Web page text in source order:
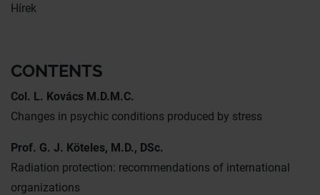
Hírek
CONTENTS
Col. L. Kovács M.D.M.C.
Changes in psychic conditions produced by stress
Prof. G. J. Köteles, M.D., DSc.
Radiation protection: recommendations of international
organizations